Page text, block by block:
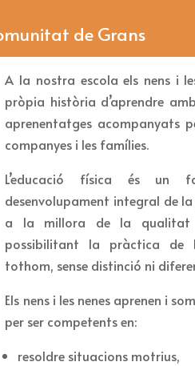
de Grans
A la nostra escola els nens i
pròpia història d’aprendre
aprenentatges acompanyats
companyes i les famílies.
L’educació física és
desenvolupament integral de
a la millora de la qualitat
possibilitant la pràctica de
tothom, sense distinció ni
Els nens i les nenes aprenen i
per ser competents en:
resoldre situacions motrius,